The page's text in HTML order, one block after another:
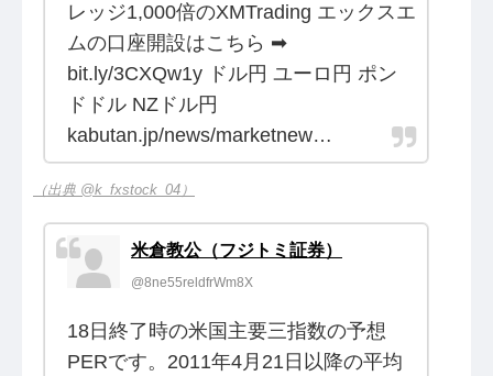
レッジ1,000倍のXMTrading エックスエ
ムの口座開設はこちら ➡
bit.ly/3CXQw1y ドル円 ユーロ円 ポン
ドドル NZドル円
kabutan.jp/news/marketnew…
（出典 @k_fxstock_04）
米倉教公（フジトミ証券）
@8ne55reldfrWm8X
18日終了時の米国主要三指数の予想
PERです。2011年4月21日以降の平均